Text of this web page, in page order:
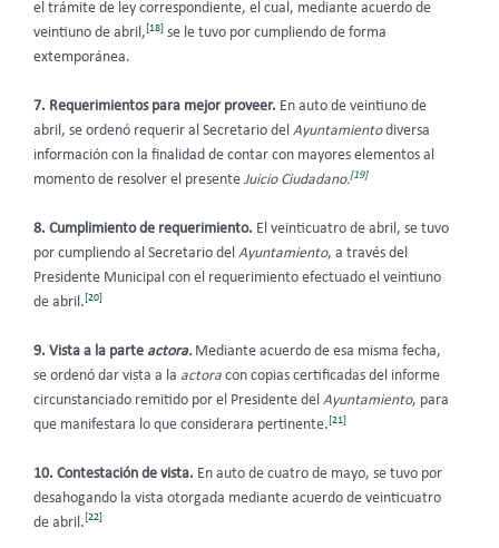
el trámite de ley correspondiente, el cual, mediante acuerdo de
veintiuno de abril,[18] se le tuvo por cumpliendo de forma
extemporánea.
7. Requerimientos para mejor proveer. En auto de veintiuno de
abril, se ordenó requerir al Secretario del Ayuntamientodiversa
información con la finalidad de contar con mayores elementos al
momento de resolver el presente Juicio Ciudadano.[19]
8. Cumplimiento de requerimiento. El veinticuatro de abril, se tuvo
por cumpliendo al Secretario del Ayuntamiento, a través del
Presidente Municipal con el requerimiento efectuado el veintiuno
de abril.[20]
9. Vista a la parte actora. Mediante acuerdo de esa misma fecha,
se ordenó dar vista a la actora con copias certificadas del informe
circunstanciado remitido por el Presidente del Ayuntamiento, para
que manifestara lo que considerara pertinente.[21]
10. Contestación de vista. En auto de cuatro de mayo, se tuvo por
desahogando la vista otorgada mediante acuerdo de veinticuatro
de abril. [22]